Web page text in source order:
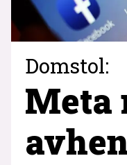
Domstol:
Meta